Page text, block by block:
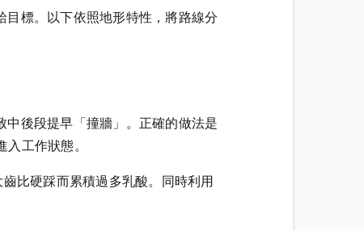
標。以下依照地形特性，將路線分
後段提早「撞牆」。正確的做法是
工作狀態。
比硬踩而累積過多乳酸。同時利用